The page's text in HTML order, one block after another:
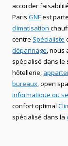
accorder
ParisGNFest
climatisation
centre Spécialiste
dépannage, nous
spécialisé dans
hôtellerie,
bureaux, open
informatique ou
confort optimal
spécialisé dans la